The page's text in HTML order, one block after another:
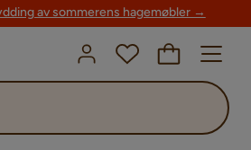
av sommerens hagemøbler →